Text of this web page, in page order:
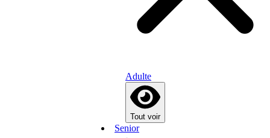
Adulte
Tout voir
Senior